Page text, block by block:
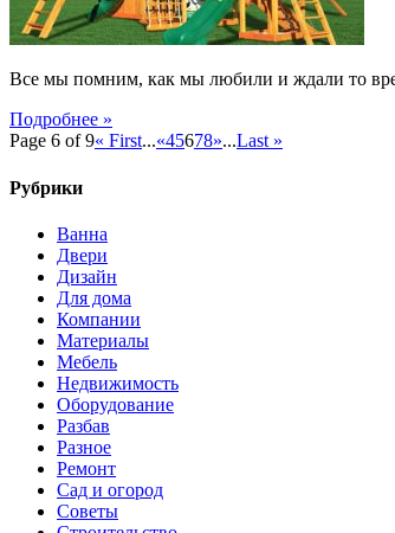
Все мы помним, как мы любили и ждали то
Подробнее »
Page 6 of 9« First...«45678»...Last »
Рубрики
Ванна
Двери
Дизайн
Для дома
Компании
Материалы
Мебель
Недвижимость
Оборудование
Разбав
Разное
Ремонт
Сад и огород
Советы